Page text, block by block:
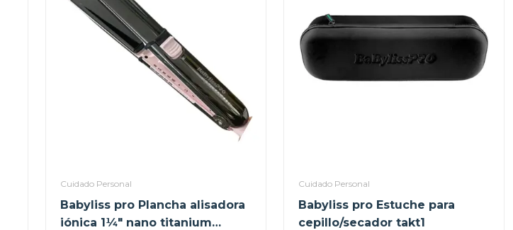
Cuidado Personal
Babyliss pro Plancha alisadora
iónica 1¼" nano titanium
Cuidado Personal
Babyliss pro Estuche para
cepillo/secador takt1